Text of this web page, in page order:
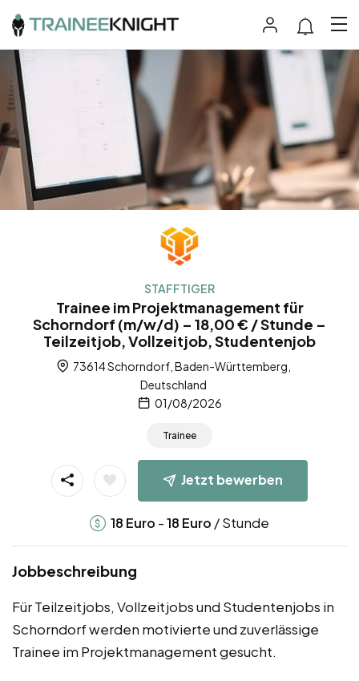
STAFFTIGER
Trainee im Projektmanagement für
Schorndorf (m/w/d) – 18,00 € / Stunde –
Teilzeitjob, Vollzeitjob, Studentenjob
73614 Schorndorf, Baden-Württemberg,
Deutschland
01/08/2026
Trainee
Jetzt bewerben
18 Euro -18 Euro / Stunde
Jobbeschreibung
Für Teilzeitjobs, Vollzeitjobs und Studentenjobs in
Schorndorf werden motivierte und zuverlässige
Trainee im Projektmanagement gesucht.